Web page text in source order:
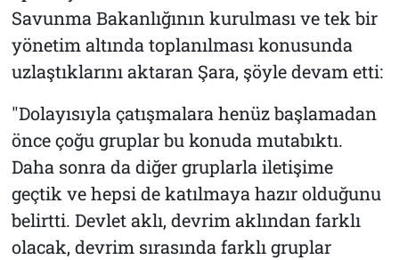
Savunma Bakanlığının kurulması ve tek bir
yönetim altında toplanılması konusunda
uzlaştıklarını aktaran Şara, şöyle devam etti:
"Dolayısıyla çatışmalara henüz başlamadan
önce çoğu gruplar bu konuda mutabıktı.
Daha sonra da diğer gruplarla iletişime
geçtik ve hepsi de katılmaya hazır olduğunu
belirtti. Devlet aklı, devrim aklından farklı
olacak, devrim sırasında farklı gruplar